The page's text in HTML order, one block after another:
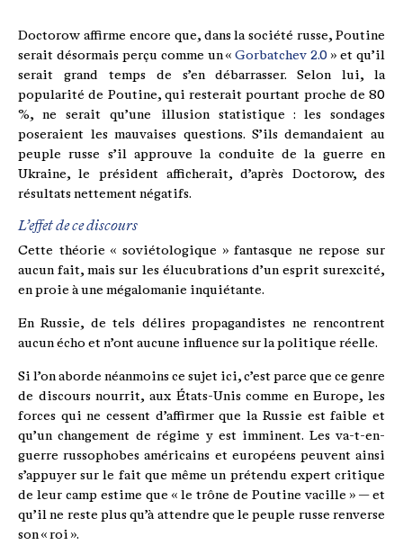
Doctorow affirme encore que, dans la société russe, Poutine
serait désormais perçu comme un «Gorbatchev 2.0 » et qu’il
serait grand temps de s’en débarrasser. Selon lui, la
popularité de Poutine, qui resterait pourtant proche de 80
%, ne serait qu’une illusion statistique : les sondages
poseraient les mauvaises questions. S’ils demandaient au
peuple russe s’il approuve la conduite de la guerre en
Ukraine, le président afficherait, d’après Doctorow, des
résultats nettement négatifs.
L’effet de ce discours
Cette théorie « soviétologique » fantasque ne repose sur
aucun fait, mais sur les élucubrations d’un esprit surexcité,
en proie à une mégalomanie inquiétante.
En Russie, de tels délires propagandistes ne rencontrent
aucun écho et n’ont aucune influence sur la politique réelle.
Si l’on aborde néanmoins ce sujet ici, c’est parce que ce genre
de discours nourrit, aux États-Unis comme en Europe, les
forces qui ne cessent d’affirmer que la Russie est faible et
qu’un changement de régime y est imminent. Les va-t-en-
guerre russophobes américains et européens peuvent ainsi
s’appuyer sur le fait que même un prétendu expert critique
de leur camp estime que « le trône de Poutine vacille » — et
qu’il ne reste plus qu’à attendre que le peuple russe renverse
son « roi ».